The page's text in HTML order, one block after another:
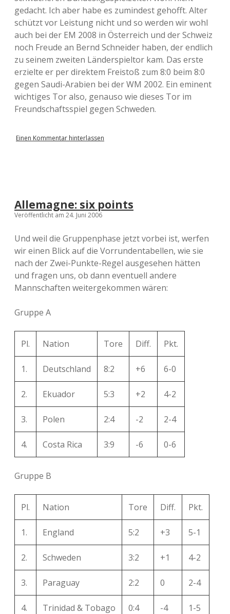
gedacht. Ich aber habe es zumindest gehofft. Alter
schützt vor Leistung nicht und so werden wir wohl
auch bei der EM 2008 in Österreich und der Schweiz
noch Freude an Bernd Schneider haben, der endlich
zu seinem zweiten Länderspieltor kam. Das erste
erzielte er per direktem Freistoß zum 8:0 beim 8:0
gegen Saudi-Arabien bei der WM 2002. Ein eminent
wichtiges Tor also, genauso wie dieses Tor im
Freundschaftsspiel gegen Schweden.
Einen Kommentar hinterlassen
Allemagne: six points
Veröffentlicht am 24. Juni 2006
Und weil die Gruppenphase jetzt vorbei ist, werfen
wir einen Blick auf die Vorrundentabellen, wie sie
nach der Zwei-Punkte-Regel ausgesehen hätten
und fragen uns, ob dann eventuell andere
Mannschaften weitergekommen wären:
Gruppe A
Pl. Nation Tore Diff. Pkt.
1. Deutschland 8:2 +6 6-0
2. Ekuador 5:3 +2 4-2
3. Polen 2:4 -2 2-4
4. Costa Rica 3:9 -6 0-6
Gruppe B
Pl. Nation Tore Diff. Pkt.
1. England 5:2 +3 5-1
2. Schweden 3:2 +1 4-2
3. Paraguay 2:2 0 2-4
4. Trinidad & Tobago 0:4 -4 1-5